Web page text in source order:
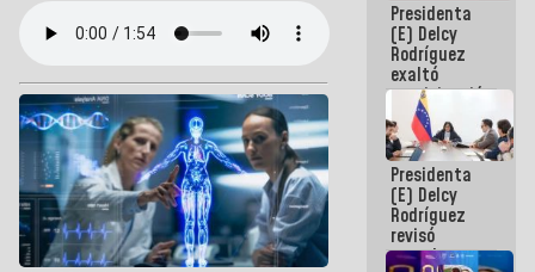
Presidenta
(E) Delcy
Rodríguez
exaltó
participación
de
Venezuela
en Juegos
Centroamericanos
y del Caribe
2026
Presidenta
(E) Delcy
Rodríguez
revisó
agenda